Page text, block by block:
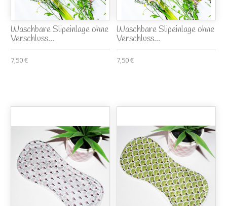
Waschbare Slipeinlage ohne
Verschluss...
7,50 €
Waschbare Slipeinlage ohne
Verschluss...
7,50 €